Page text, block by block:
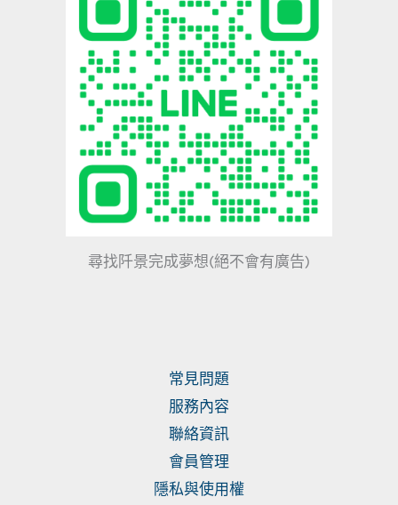
尋找阡景完成夢想(絕不會有廣告)
常見問題
服務內容
聯絡資訊
會員管理
隱私與使用權